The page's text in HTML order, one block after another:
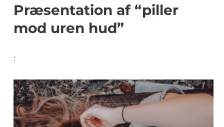
Præsentation af “piller
mod uren hud”
: